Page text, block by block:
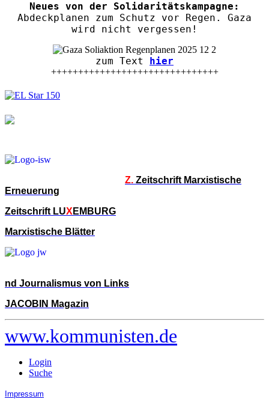
Neues von der Solidaritätskampagne:
Abdeckplanen zum Schutz vor Regen. Gaza
wird nicht vergessen!
zum Text hier
+++++++++++++++++++++++++++++++
Z. Zeitschrift Marxistische
Erneuerung
Zeitschrift LUXEMBURG
Marxistische Blätter
nd Journalismus von Links
JACOBIN Magazin
www.kommunisten.de
Login
Suche
Impressum